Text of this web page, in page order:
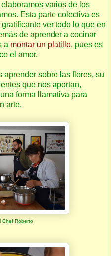
varios de los
Esta parte colectiva es
ver todo lo que en
de aprender a cocinar
a montar un platillo, pues es
el amor.
aprender sobre las flores, su
que nos aportan,
forma llamativa para
arte.
Chef Roberto